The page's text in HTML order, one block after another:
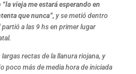
“la vieja me estará esperando en
que nunca”, y se metió dentro
a las 9 hs en primer lugar
rectas de la llanura riojana, y
poco más de media hora de iniciada